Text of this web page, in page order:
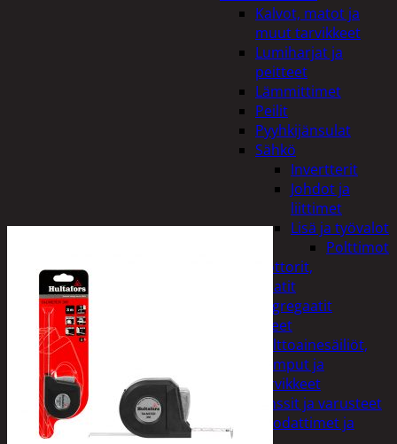
Kalvot, matot ja
muut tarvikkeet
Lumiharjat ja
peitteet
Lämmittimet
Peilit
Pyyhkijänsulat
Sähkö
Invertterit
Johdot ja
liittimet
Lisä ja työvalot
Polttimot
Irtomoottorit,
aggregaatit
Aggregaatit
Lisälaitteet
Polttoainesäiliöt,
pumput ja
tarvikkeet
Vinssit ja varusteet
Öljyt, suodattimet ja